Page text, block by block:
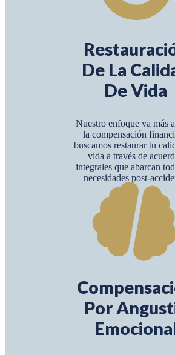
De La
De Vida
Nuestro enfoque va más
la compensación
buscamos restaurar tu
vida a través de
integrales que abarcan
necesidades post-
Por